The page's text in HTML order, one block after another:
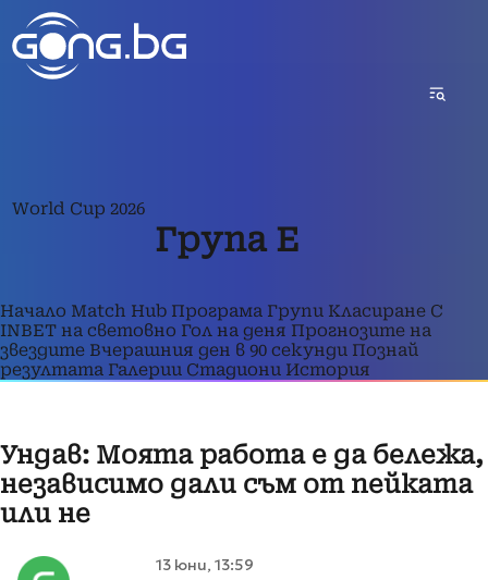
World Cup 2026
Група E
Начало Match Hub Програма Групи Класиране С
INBET на световно Гол на деня Прогнозите на
звездите Вчерашния ден в 90 секунди Познай
резултата Галерии Стадиони История
Ундав: Моята работа е да бележа,
независимо дали съм от пейката
или не
13 юни, 13:59